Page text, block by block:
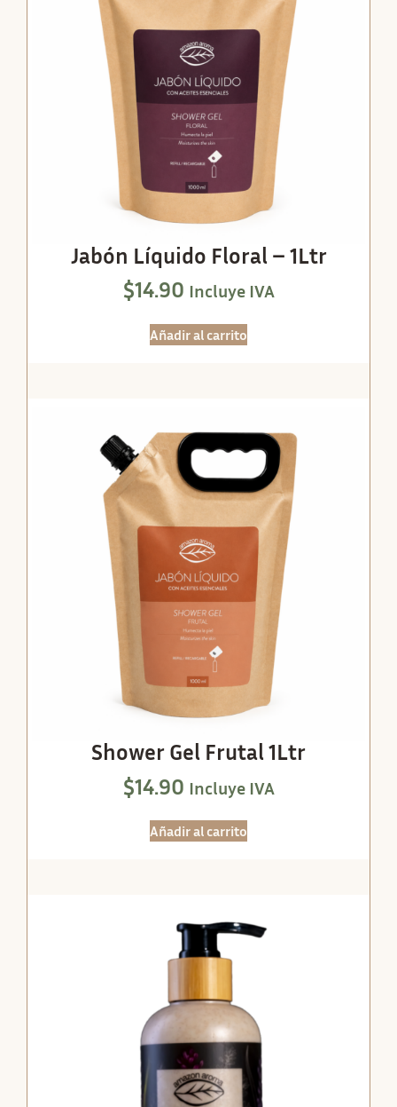
Jabón Líquido Floral – 1Ltr
$14.90 Incluye IVA
Añadir al carrito
Shower Gel Frutal 1Ltr
$14.90 Incluye IVA
Añadir al carrito